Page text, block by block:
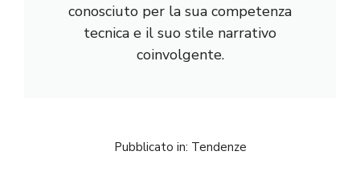
conosciuto per la sua competenza
tecnica e il suo stile narrativo
coinvolgente.
Pubblicato in: Tendenze